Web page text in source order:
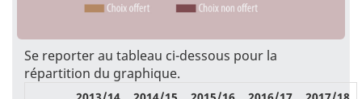
Se reporter au tableau ci-dessous pour la
répartition du graphique.